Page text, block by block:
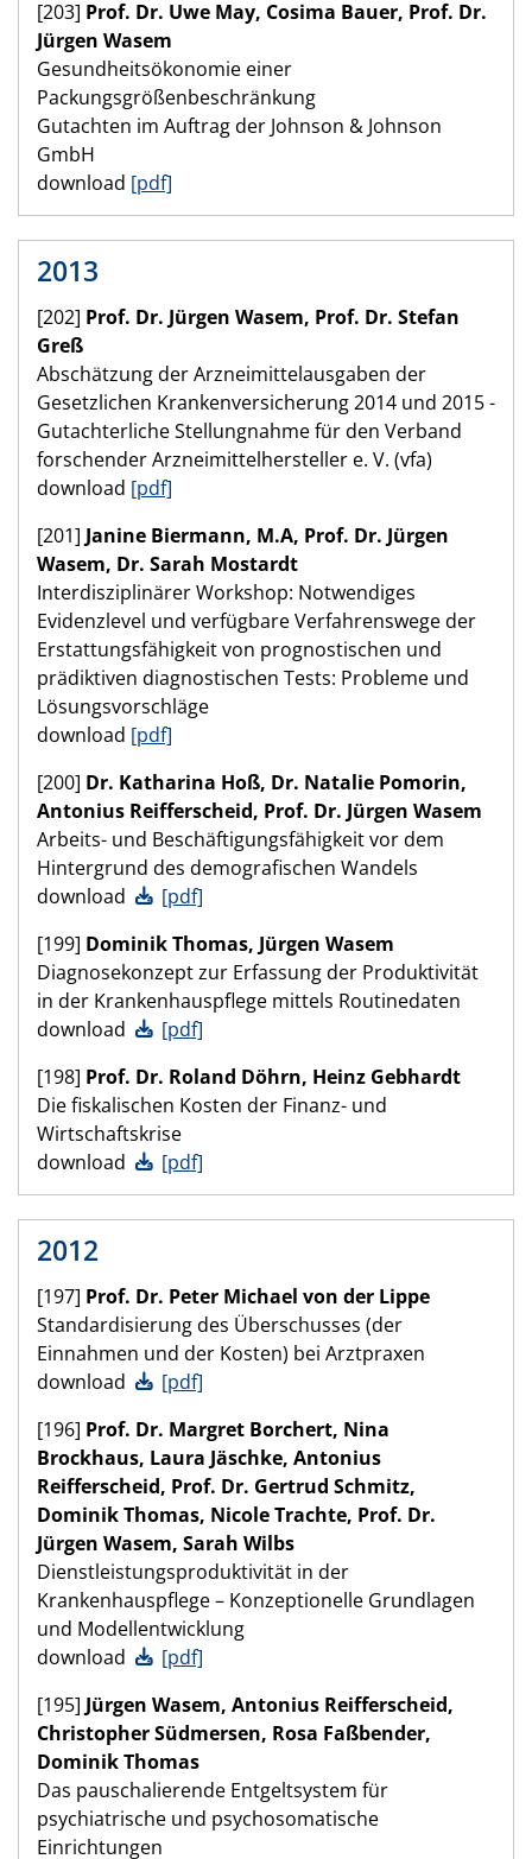
[203] Prof. Dr. Uwe May, Cosima Bauer, Prof. Dr.
Jürgen Wasem
Gesundheitsökonomie einer
Packungsgrößenbeschränkung
Gutachten im Auftrag der Johnson & Johnson
GmbH
download [pdf]
2013
[202] Prof. Dr. Jürgen Wasem, Prof. Dr. Stefan
Greß
Abschätzung der Arzneimittelausgaben der
Gesetzlichen Krankenversicherung 2014 und 2015 -
Gutachterliche Stellungnahme für den Verband
forschender Arzneimittelhersteller e. V. (vfa)
download [pdf]
[201] Janine Biermann, M.A, Prof. Dr. Jürgen
Wasem, Dr. Sarah Mostardt
Interdisziplinärer Workshop: Notwendiges
Evidenzlevel und verfügbare Verfahrenswege der
Erstattungsfähigkeit von prognostischen und
prädiktiven diagnostischen Tests: Probleme und
Lösungsvorschläge
download [pdf]
[200] Dr. Katharina Hoß, Dr. Natalie Pomorin,
Antonius Reifferscheid, Prof. Dr. Jürgen Wasem
Arbeits- und Beschäftigungsfähigkeit vor dem
Hintergrund des demografischen Wandels
download
[pdf]
[199] Dominik Thomas, Jürgen Wasem
Diagnosekonzept zur Erfassung der Produktivität
in der Krankenhauspflege mittels Routinedaten
download
[pdf]
[198] Prof. Dr. Roland Döhrn, Heinz Gebhardt
Die fiskalischen Kosten der Finanz- und
Wirtschaftskrise
download
[pdf]
2012
[197] Prof. Dr. Peter Michael von der Lippe
Standardisierung des Überschusses (der
Einnahmen und der Kosten) bei Arztpraxen
download
[pdf]
[196] Prof. Dr. Margret Borchert, Nina
Brockhaus, Laura Jäschke, Antonius
Reifferscheid, Prof. Dr. Gertrud Schmitz,
Dominik Thomas, Nicole Trachte, Prof. Dr.
Jürgen Wasem, Sarah Wilbs
Dienstleistungsproduktivität in der
Krankenhauspflege – Konzeptionelle Grundlagen
und Modellentwicklung
download
[pdf]
[195] Jürgen Wasem, Antonius Reifferscheid,
Christopher Südmersen, Rosa Faßbender,
Dominik Thomas
Das pauschalierende Entgeltsystem für
psychiatrische und psychosomatische
Einrichtungen